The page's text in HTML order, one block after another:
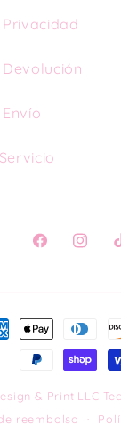
Facebook
& Print LLC
reembolso